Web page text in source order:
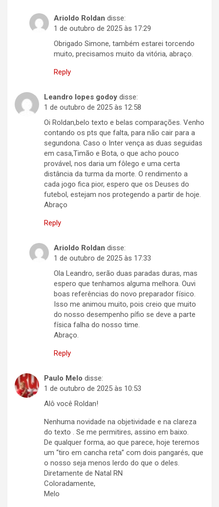
Arioldo Roldan disse:
1 de outubro de 2025 às 17:29
Obrigado Simone, também estarei torcendo
muito, precisamos muito da vitória, abraço.
Reply
Leandro lopes godoy disse:
1 de outubro de 2025 às 12:58
Oi Roldan,belo texto e belas comparações. Venho
contando os pts que falta, para não cair para a
segundona. Caso o Inter vença as duas seguidas
em casa,Timão e Bota, o que acho pouco
provável, nos daria um fôlego e uma certa
distância da turma da morte. O rendimento a
cada jogo fica pior, espero que os Deuses do
futebol, estejam nos protegendo a partir de hoje.
Abraço
Reply
Arioldo Roldan disse:
1 de outubro de 2025 às 17:33
Ola Leandro, serão duas paradas duras, mas
espero que tenhamos alguma melhora. Ouvi
boas referências do novo preparador físico.
Isso me animou muito, pois creio que muito
do nosso desempenho pífio se deve a parte
física falha do nosso time.
Abraço.
Reply
Paulo Melo disse:
1 de outubro de 2025 às 10:53
Alô você Roldan!
Nenhuma novidade na objetividade e na clareza
do texto . Se me permitires, assino em baixo.
De qualquer forma, ao que parece, hoje teremos
um “tiro em cancha reta” com dois pangarés, que
o nosso seja menos lerdo do que o deles.
Diretamente de Natal RN
Coloradamente,
Melo